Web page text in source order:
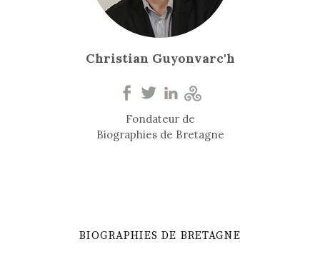
Christian Guyonvarc'h
Fondateur de
Biographies de Bretagne
BIOGRAPHIES DE BRETAGNE